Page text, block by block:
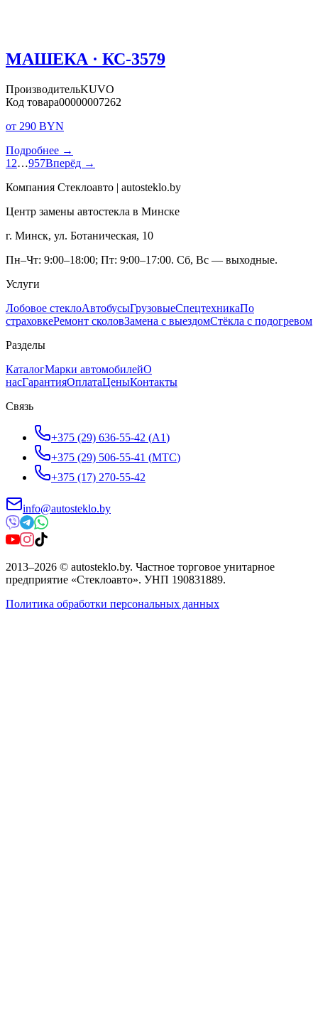
МАШЕКА · КС-3579
ПроизводительKUVO
Код товара00000007262
от 290 BYN
Подробнее →
1 2…957Вперёд →
Компания Стеклоавто | autosteklo.by
Центр замены автостекла в Минске
г. Минск, ул. Ботаническая, 10
Пн–Чт: 9:00–18:00; Пт: 9:00–17:00. Сб, Вс — выходные.
Услуги
Лобовое стеклоАвтобусыГрузовыеСпецтехникаПо
страховкеРемонт сколовЗамена с выездомСтёкла с подогревом
Разделы
КаталогМарки автомобилейО
насГарантияОплатаЦеныКонтакты
Связь
+375 (29) 636-55-42 (A1)
+375 (29) 506-55-41 (МТС)
+375 (17) 270-55-42
info@autosteklo.by
2013–2026 © autosteklo.by. Частное торговое унитарное
предприятие «Стеклоавто». УНП 190831889.
Политика обработки персональных данных